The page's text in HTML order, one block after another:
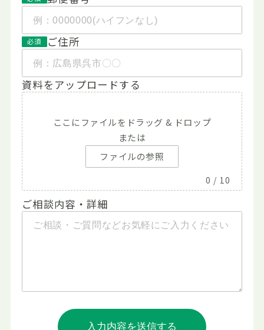
必須 ご住所
資料をアップロードする
ここにファイルをドラッグ & ドロップ
または
ファイルの参照
0 / 10
ご相談内容・詳細